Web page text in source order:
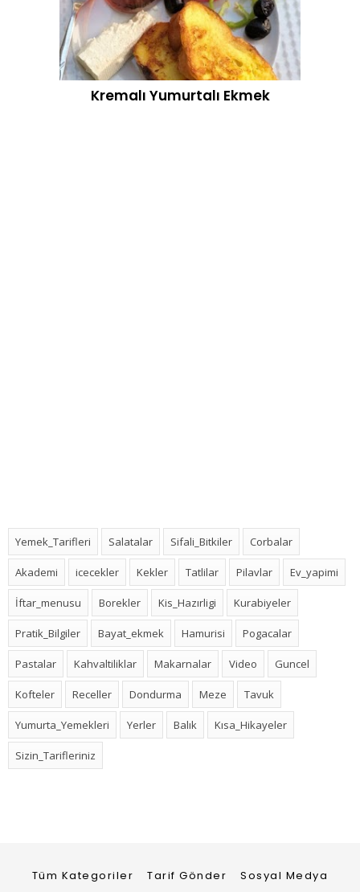
Kremalı Yumurtalı Ekmek
Yemek_Tarifleri Salatalar Sifali_Bitkiler Corbalar
Akademi icecekler Kekler Tatlilar Pilavlar Ev_yapimi
İftar_menusu Borekler Kis_Hazırligi Kurabiyeler
Pratik_Bilgiler Bayat_ekmek Hamurisi Pogacalar
Pastalar Kahvaltiliklar Makarnalar Video Guncel
Kofteler Receller Dondurma Meze Tavuk
Yumurta_Yemekleri Yerler Balık Kısa_Hikayeler
Sizin_Tarifleriniz
Tüm Kategoriler Tarif Gönder Sosyal Medya